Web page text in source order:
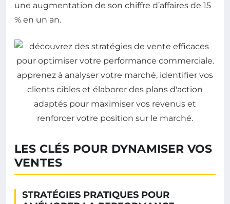
une augmentation de son chiffre d’affaires de 15
% en un an.
LES CLÉS POUR DYNAMISER VOS
VENTES
STRATÉGIES PRATIQUES POUR